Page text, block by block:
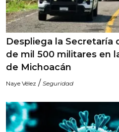
Despliega la Secretaría
de mil 500 militares en
de Michoacán
Naye Vélez / Seguridad